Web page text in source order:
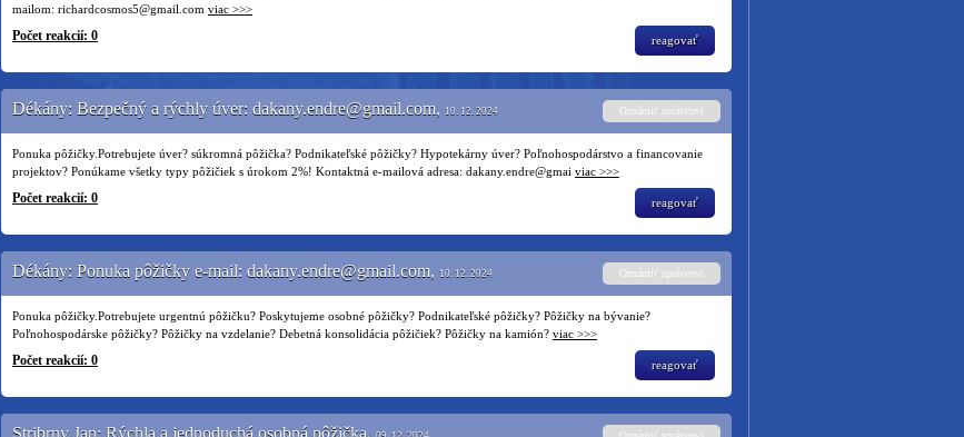
mailom: richardcosmos5@gmail.com viac >>>
Počet reakcií: 0 reagovať
Dékány: Bezpečný a rýchly úver: dakany.endre@gmail.com, 10. 12. 2024 Oznámiť správcovi
Ponuka pôžičky.Potrebujete úver? súkromná pôžička? Podnikateľské pôžičky? Hypotekárny úver? Poľnohospodárstvo a financovanie
projektov? Ponúkame všetky typy pôžičiek s úrokom 2%! Kontaktná e-mailová adresa: dakany.endre@gmai viac >>>
Počet reakcií: 0 reagovať
Dékány: Ponuka pôžičky e-mail: dakany.endre@gmail.com, 10. 12. 2024 Oznámiť správcovi
Ponuka pôžičky.Potrebujete urgentnú pôžičku? Poskytujeme osobné pôžičky? Podnikateľské pôžičky? Pôžičky na bývanie?
Poľnohospodárske pôžičky? Pôžičky na vzdelanie? Debetná konsolidácia pôžičiek? Pôžičky na kamión? viac >>>
Počet reakcií: 0 reagovať
Stribrny Jan: Rýchla a jednoduchá osobná pôžička,